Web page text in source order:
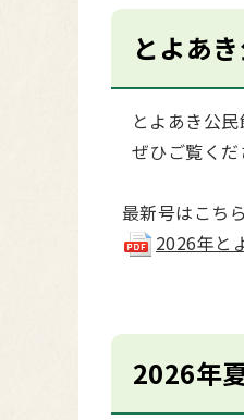
とよあ
とよあき公
ぜひご覧くだ
最新号はこちら
2026年と
2026年